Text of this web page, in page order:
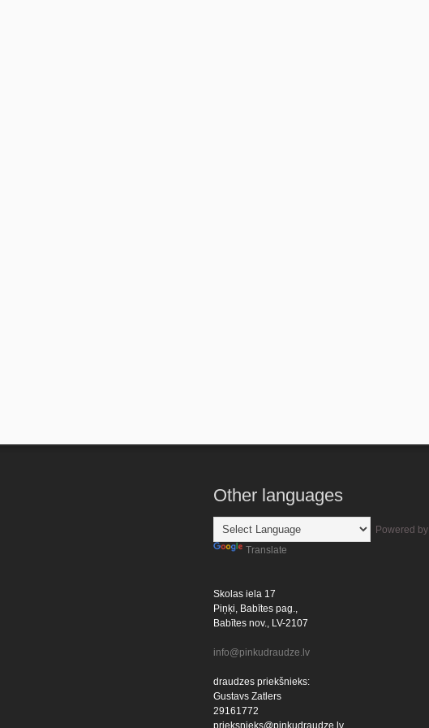
Other languages
Powered by
Translate
Skolas iela 17
Piņķi, Babītes pag.,
Babītes nov., LV-2107
info@pinkudraudze.lv
draudzes priekšnieks:
Gustavs Zatlers
29161772
prieksnieks@pinkudraudze.lv